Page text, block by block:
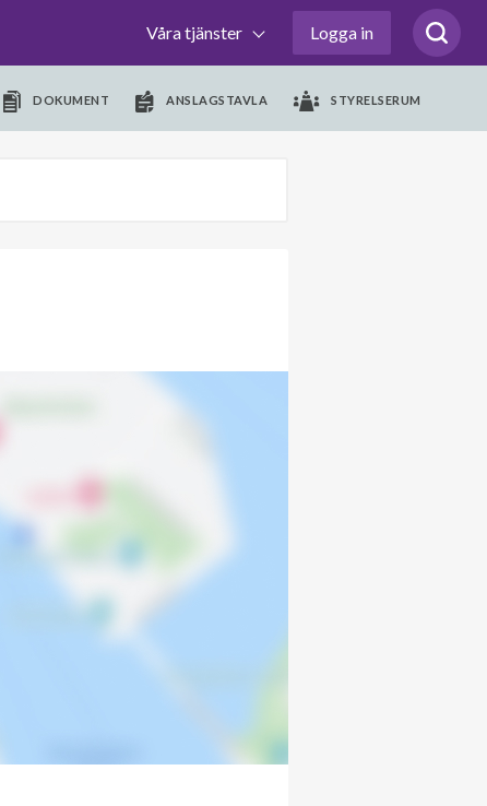
Våra tjänster Logga in
DOKUMENT ANSLAGSTAVLA STYRELSERUM